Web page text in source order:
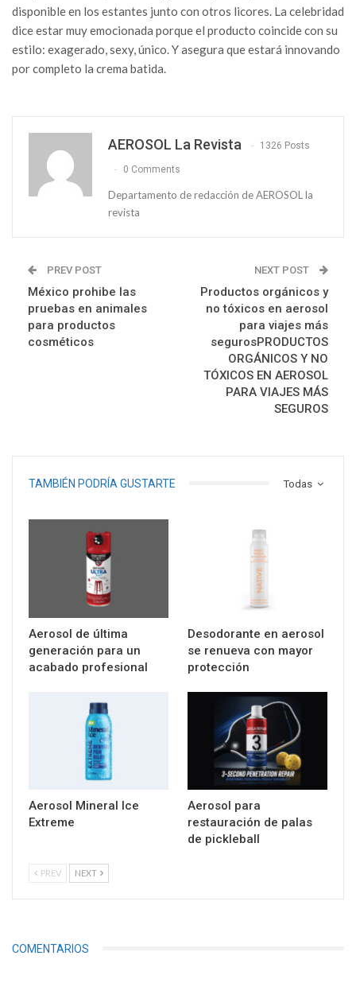
disponible en los estantes junto con otros licores. La celebridad
dice estar muy emocionada porque el producto coincide con su
estilo: exagerado, sexy, único. Y asegura que estará innovando
por completo la crema batida.
AEROSOL La Revista 1326 Posts
0 Comments
Departamento de redacción de AEROSOL la
revista
PREV POST
México prohibe las
pruebas en animales
para productos
cosméticos
NEXT POST
Productos orgánicos y
no tóxicos en aerosol
para viajes más
segurosPRODUCTOS
ORGÁNICOS Y NO
TÓXICOS EN AEROSOL
PARA VIAJES MÁS
SEGUROS
Todas
TAMBIÉN PODRÍA GUSTARTE
Aerosol de última
generación para un
acabado profesional
Desodorante en aerosol
se renueva con mayor
protección
Aerosol Mineral Ice
Extreme
Aerosol para
restauración de palas
de pickleball
PREV NEXT
COMENTARIOS